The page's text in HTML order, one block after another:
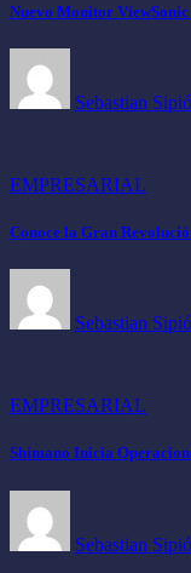
Nuevo Monitor
Sebastian
EMPRESARIAL
Conoce la Gran
Sebastian
EMPRESARIAL
Shimano Inicia
Sebastian